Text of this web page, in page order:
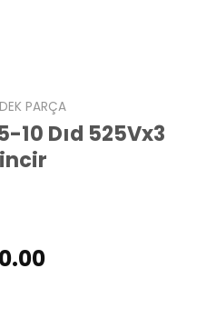
PARÇA
10 Dıd 525Vx3
Şu